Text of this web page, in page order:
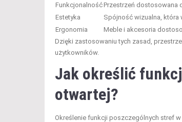
FunkcjonalnośćPrzestrzeń dostosowana
Estetyka
Spójność wizualna, która
Ergonomia
Meble i akcesoria
Dzięki zastosowaniu tych zasad,
użytkowników.
Jak określić
otwartej?
Określenie funkcji poszczególnych stref